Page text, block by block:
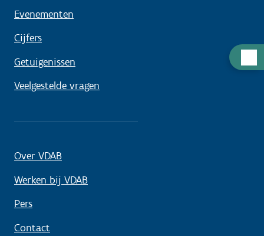
Evenementen
Cijfers
Getuigenissen
Veelgestelde vragen
Over VDAB
Werken bij VDAB
Pers
Contact